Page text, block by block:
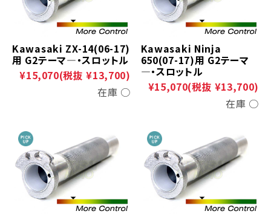
Kawasaki ZX-14(06-17)
用 G2テーマ―・スロットル
¥15,070(税抜 ¥13,700)
在庫 ○
Kawasaki Ninja
650(07-17)用 G2テーマ
―・スロットル
¥15,070(税抜 ¥13,700)
在庫 ○